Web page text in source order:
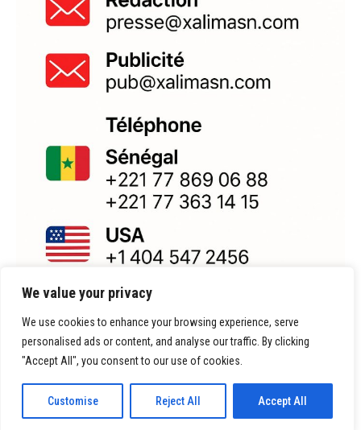
We value your privacy
We use cookies to enhance your browsing experience, serve
personalised ads or content, and analyse our traffic. By clicking
"Accept All", you consent to our use of cookies.
Customise Reject All Accept All